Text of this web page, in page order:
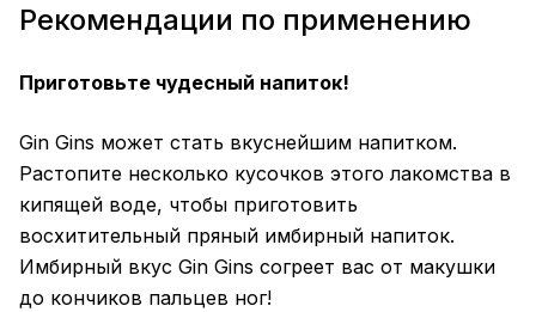
Рекомендации по применению
Приготовьте чудесный напиток!
Gin Gins может стать вкуснейшим напитком.
Растопите несколько кусочков этого лакомства в
кипящей воде, чтобы приготовить
восхитительный пряный имбирный напиток.
Имбирный вкус Gin Gins согреет вас от макушки
до кончиков пальцев ног!